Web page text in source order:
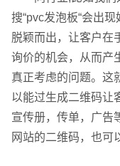
搜“pvc发泡板“会出
脱颖而出，让客户在
询价的机会，从而产
真正考虑的问题。这
以能过生成二维码让
宣传册，传单，广告
网站的二维码，也可